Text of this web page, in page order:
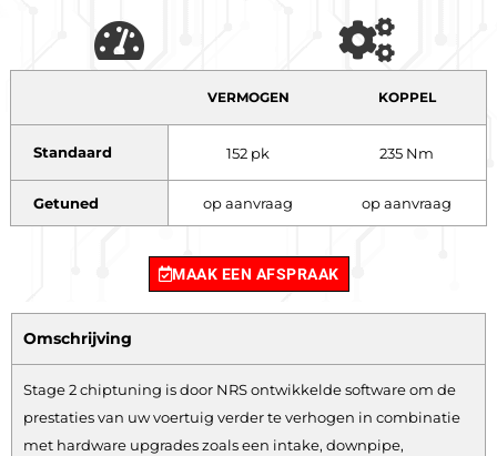
VERMOGEN KOPPEL
Standaard 152 pk 235 Nm
Getuned op aanvraag op aanvraag
MAAK EEN AFSPRAAK
Omschrijving
Stage 2 chiptuning is door NRS ontwikkelde software om de
prestaties van uw voertuig verder te verhogen in combinatie
met hardware upgrades zoals een intake, downpipe,